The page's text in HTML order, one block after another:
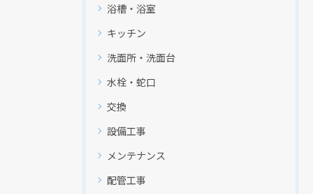
浴槽・浴室
キッチン
洗面所・洗面台
水栓・蛇口
交換
設備工事
メンテナンス
配管工事